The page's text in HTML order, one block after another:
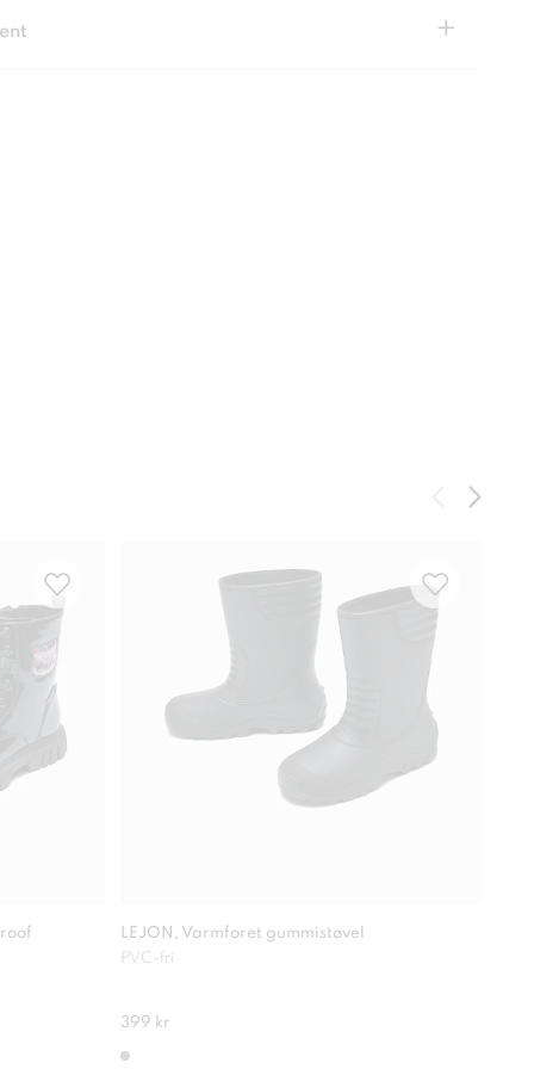
+
LEJON, Varmforet gummistøvel
PVC-fri
399 kr